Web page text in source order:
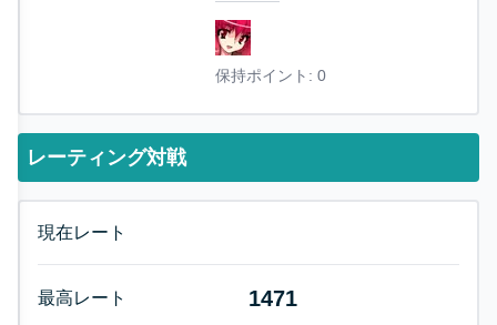
保持ポイント: 0
レーティング対戦
現在レート
最高レート 1471